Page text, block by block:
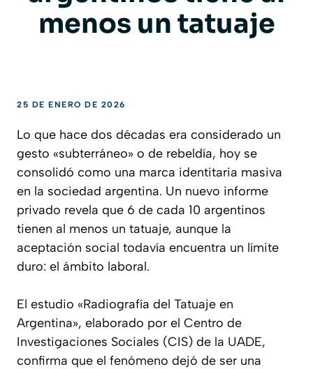
menos un tatuaje
25 DE ENERO DE 2026
Lo que hace dos décadas era considerado un
gesto «subterráneo» o de rebeldía, hoy se
consolidó como una marca identitaria masiva
en la sociedad argentina. Un nuevo informe
privado revela que 6 de cada 10 argentinos
tienen al menos un tatuaje, aunque la
aceptación social todavía encuentra un límite
duro: el ámbito laboral.
El estudio «Radiografía del Tatuaje en
Argentina», elaborado por el Centro de
Investigaciones Sociales (CIS) de la UADE,
confirma que el fenómeno dejó de ser una